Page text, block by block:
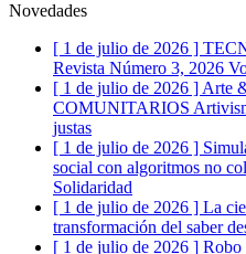
Novedades
[ 1 de julio de 2026 ]
Revista Número 3, 2026
[ 1 de julio de 2026 ] Arte
COMUNITARIOS
justas
[ 1 de julio de 2026 ]
social con algoritmos no
Solidaridad
[ 1 de julio de 2026 ] La
transformación del saber
[ 1 de julio de 2026 ] Robo